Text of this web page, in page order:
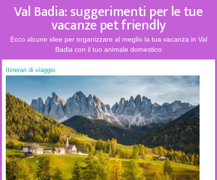
Val Badia: suggerimenti per le tue
vacanze pet friendly
Ecco alcune idee per organizzare al meglio la tua vacanza in Val
Badia con il tuo animale domestico
Itinerari di viaggio